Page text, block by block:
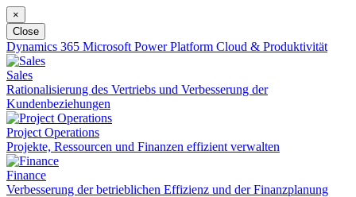
×
Close
Dynamics 365 Microsoft Power Platform Cloud & Produktivität
Sales
Rationalisierung des Vertriebs und Verbesserung der
Kundenbeziehungen
Project Operations
Projekte, Ressourcen und Finanzen effizient verwalten
Finance
Verbesserung der betrieblichen Effizienz und der Finanzplanung